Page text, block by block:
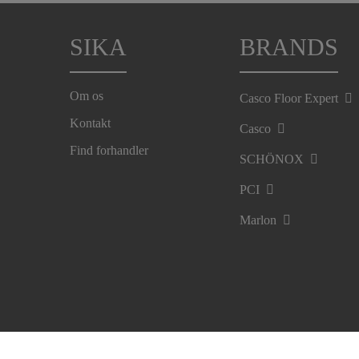
SIKA
Om os
Kontakt
Find forhandler
BRANDS
Casco Floor Expert
Casco
SCHÖNOX
PCI
Marlon